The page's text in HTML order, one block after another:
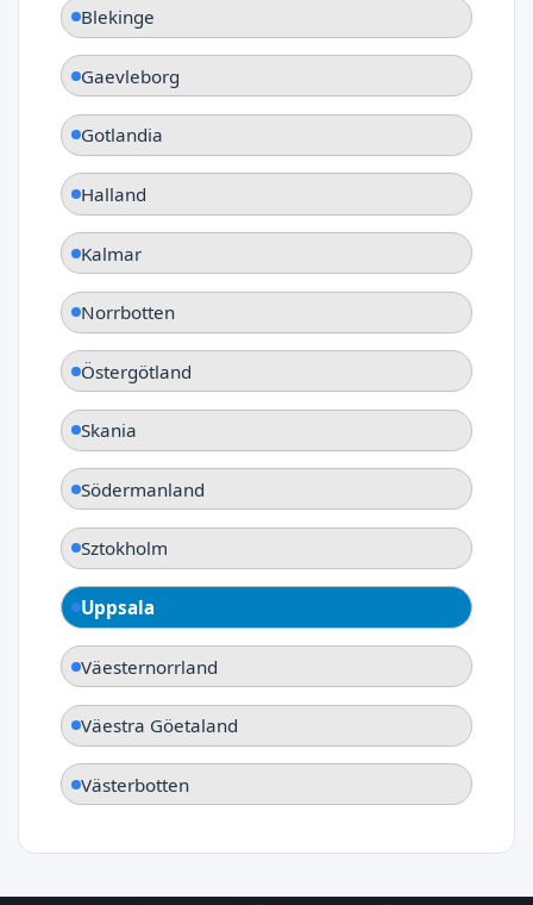
Blekinge
Gaevleborg
Gotlandia
Halland
Kalmar
Norrbotten
Östergötland
Skania
Södermanland
Sztokholm
Uppsala
Väesternorrland
Väestra Göetaland
Västerbotten